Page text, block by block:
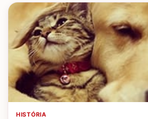
HISTÓRIA